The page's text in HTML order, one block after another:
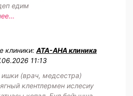
едим
клиники: АТА-АНА клиника
11:13
ишки (врач, медсестра)
клентлермен ислесиу